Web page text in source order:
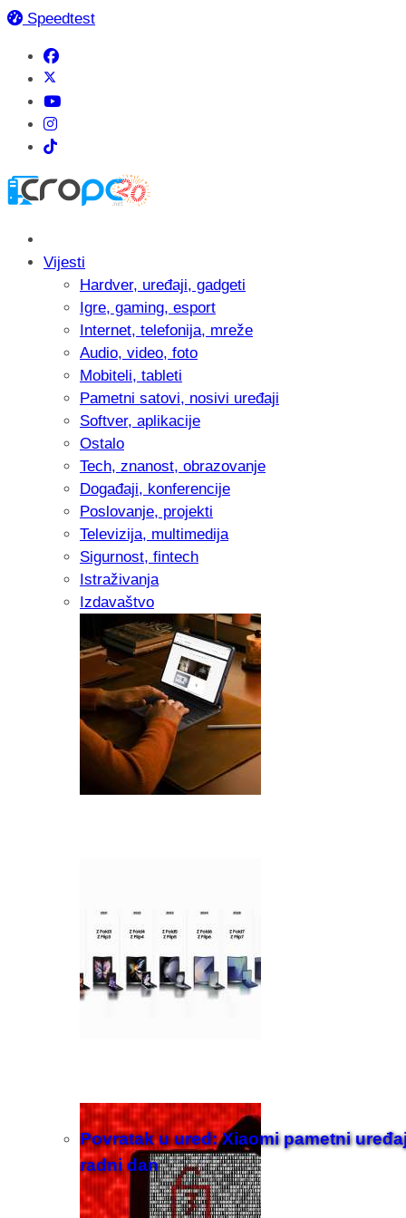
Speedtest
Vijesti
Hardver, uređaji, gadgeti
Igre, gaming, esport
Internet, telefonija, mreže
Audio, video, foto
Mobiteli, tableti
Pametni satovi, nosivi uređaji
Softver, aplikacije
Ostalo
Tech, znanost, obrazovanje
Događaji, konferencije
Poslovanje, projekti
Televizija, multimedija
Sigurnost, fintech
Istraživanja
Izdavaštvo
Povratak u ured: Xiaomi pametni
radni dan